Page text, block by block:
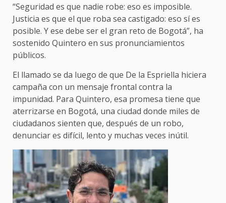
“Seguridad es que nadie robe: eso es imposible.
Justicia es que el que roba sea castigado: eso sí es
posible. Y ese debe ser el gran reto de Bogotá”, ha
sostenido Quintero en sus pronunciamientos
públicos.
El llamado se da luego de que De la Espriella hiciera
campaña con un mensaje frontal contra la
impunidad. Para Quintero, esa promesa tiene que
aterrizarse en Bogotá, una ciudad donde miles de
ciudadanos sienten que, después de un robo,
denunciar es difícil, lento y muchas veces inútil.